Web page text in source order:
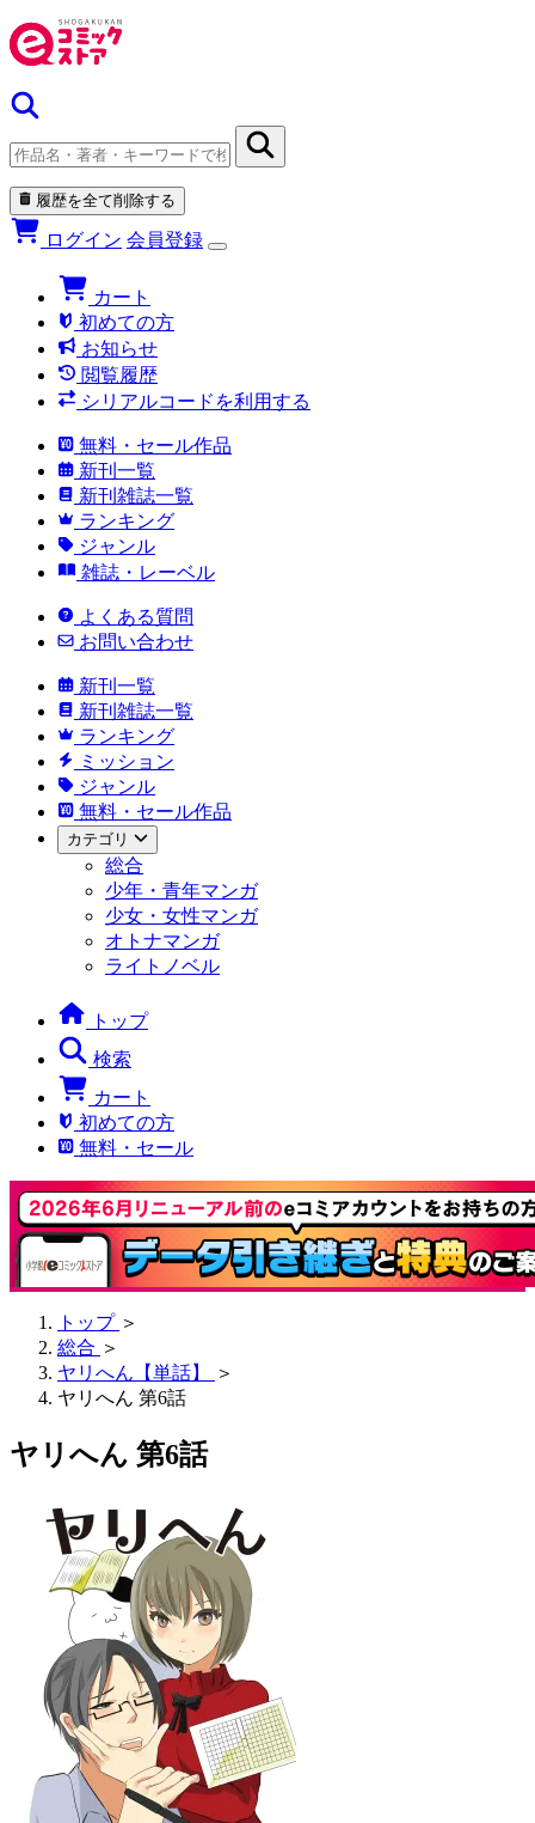
履歴を全て削除する
ログイン 会員登録
カート
初めての方
お知らせ
閲覧履歴
シリアルコードを利用する
無料・セール作品
新刊一覧
新刊雑誌一覧
ランキング
ジャンル
雑誌・レーベル
よくある質問
お問い合わせ
新刊一覧
新刊雑誌一覧
ランキング
ミッション
ジャンル
無料・セール作品
カテゴリ
総合
少年・青年マンガ
少女・女性マンガ
オトナマンガ
ライトノベル
トップ
検索
カート
初めての方
無料・セール
トップ ＞
総合 ＞
ヤリへん【単話】
＞
ヤリへん 第6話
ヤリへん 第6話